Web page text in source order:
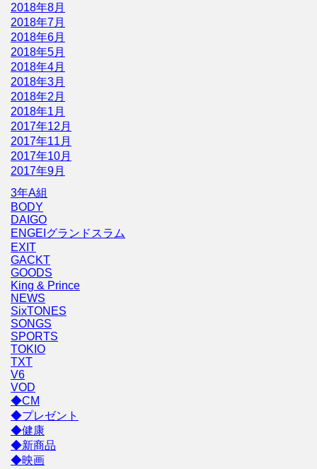
2018年8月
2018年7月
2018年6月
2018年5月
2018年4月
2018年3月
2018年2月
2018年1月
2017年12月
2017年11月
2017年10月
2017年9月
3年A組
BODY
DAIGO
ENGEIグランドスラム
EXIT
GACKT
GOODS
King & Prince
NEWS
SixTONES
SONGS
SPORTS
TOKIO
TXT
V6
VOD
◆CM
◆プレゼント
◆健康
◆新商品
◆映画